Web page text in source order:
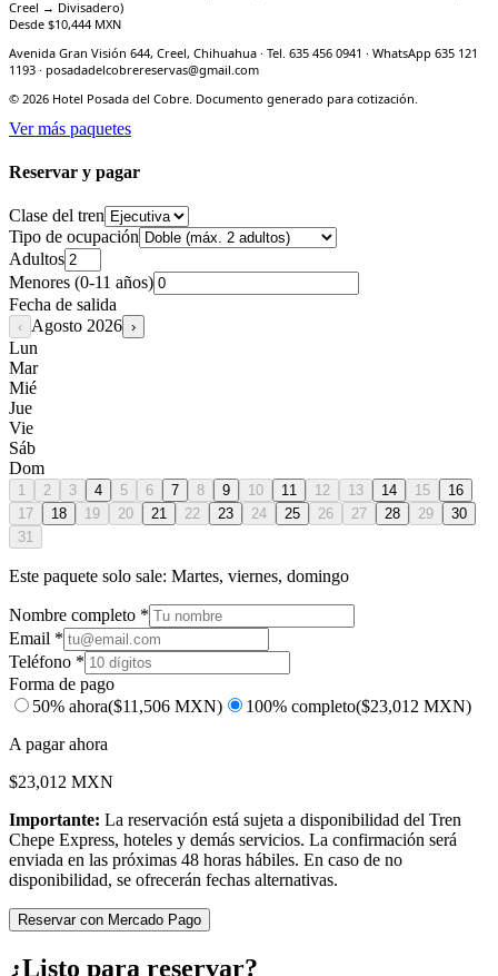
Creel → Divisadero)
Desde $10,444 MXN
Avenida Gran Visión 644, Creel, Chihuahua · Tel. 635 456 0941 · WhatsApp 635 121
1193 · posadadelcobrereservas@gmail.com
© 2026 Hotel Posada del Cobre. Documento generado para cotización.
Ver más paquetes
Reservar y pagar
Clase del tren
Tipo de ocupación
Adultos
Menores (0-11 años)
Fecha de salida
‹ Agosto 2026 ›
Lun
Mar
Mié
Jue
Vie
Sáb
Dom
1 2 3 4 5 6 7 8 9 10 11 12 13 14 15
16
17
18 19 20 21 22 23 24 25 26 27 28 29
30
31
Este paquete solo sale: Martes, viernes, domingo
Nombre completo *
Email *
Teléfono *
Forma de pago
50% ahora($11,506 MXN) 100% completo($23,012 MXN)
A pagar ahora
$23,012 MXN
Importante: La reservación está sujeta a disponibilidad del Tren
Chepe Express, hoteles y demás servicios. La confirmación será
enviada en las próximas 48 horas hábiles. En caso de no
disponibilidad, se ofrecerán fechas alternativas.
Reservar con Mercado Pago
¿Listo para reservar?